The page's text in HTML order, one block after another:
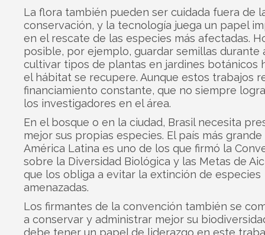
La flora también pueden ser cuidada fuera de
conservación, y la tecnología juega un papel
en el rescate de las especies más afectadas.
posible, por ejemplo, guardar semillas durante
cultivar tipos de plantas en jardines botánicos
el hábitat se recupere. Aunque estos trabajos
financiamiento constante, que no siempre
los investigadores en el área.
En el bosque o en la ciudad, Brasil necesita
mejor sus propias especies. El país más grande
América Latina es uno de los que firmó la
sobre la Diversidad Biológica y las Metas de
que los obliga a evitar la extinción de especies
amenazadas.
Los firmantes de la convención también se
a conservar y administrar mejor su
debe tener un papel de liderazgo en este